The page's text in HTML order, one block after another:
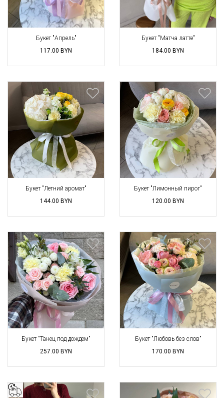
Букет "Апрель"
117.00 BYN
Букет "Матча латте"
184.00 BYN
Букет "Летний аромат"
144.00 BYN
Букет "Лимонный пирог"
120.00 BYN
Букет "Танец под дождем"
257.00 BYN
Букет "Любовь без слов"
170.00 BYN